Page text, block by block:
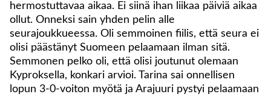
hermostuttavaa aikaa. Ei siinä ihan liikaa päiviä aikaa
ollut. Onneksi sain yhden pelin alle
seurajoukkueessa. Oli semmoinen fiilis, että seura ei
olisi päästänyt Suomeen pelaamaan ilman sitä.
Semmonen pelko oli, että olisi joutunut olemaan
Kyproksella, konkari arvioi. Tarina sai onnellisen
lopun 3-0-voiton myötä ja Arajuuri pystyi pelaamaan